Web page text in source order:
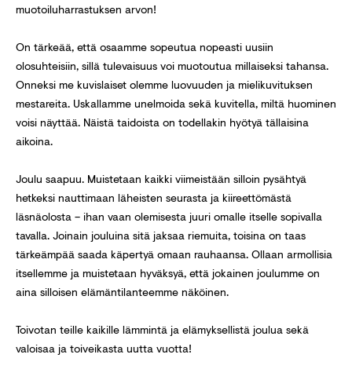
muotoiluharrastuksen arvon!
On tärkeää, että osaamme sopeutua nopeasti uusiin
olosuhteisiin, sillä tulevaisuus voi muotoutua millaiseksi tahansa.
Onneksi me kuvislaiset olemme luovuuden ja mielikuvituksen
mestareita. Uskallamme unelmoida sekä kuvitella, miltä huominen
voisi näyttää. Näistä taidoista on todellakin hyötyä tällaisina
aikoina.
Joulu saapuu. Muistetaan kaikki viimeistään silloin pysähtyä
hetkeksi nauttimaan läheisten seurasta ja kiireettömästä
läsnäolosta – ihan vaan olemisesta juuri omalle itselle sopivalla
tavalla. Joinain jouluina sitä jaksaa riemuita, toisina on taas
tärkeämpää saada käpertyä omaan rauhaansa. Ollaan armollisia
itsellemme ja muistetaan hyväksyä, että jokainen joulumme on
aina silloisen elämäntilanteemme näköinen.
Toivotan teille kaikille lämmintä ja elämyksellistä joulua sekä
valoisaa ja toiveikasta uutta vuotta!